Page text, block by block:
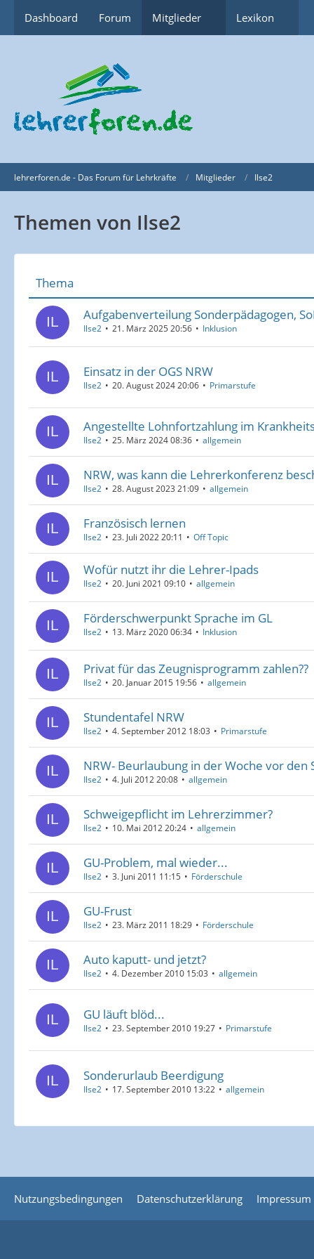
Dashboard Forum Mitglieder Lexikon
lehrerforen.de - Das Forum für Lehrkräfte Mitglieder Ilse2
Themen von Ilse2
Thema
Aufgabenverteilung Sonderpädagogen,
Ilse2 21. März 2025 20:56 Inklusion
Einsatz in der OGS NRW
Ilse2 20. August 2024 20:06 Primarstufe
Angestellte Lohnfortzahlung im
Ilse2 25. März 2024 08:36 allgemein
NRW, was kann die Lehrerkonferenz
Ilse2 28. August 2023 21:09 allgemein
Französisch lernen
Ilse2 23. Juli 2022 20:11 Off Topic
Wofür nutzt ihr die Lehrer-Ipads
Ilse2 20. Juni 2021 09:10 allgemein
Förderschwerpunkt Sprache im GL
Ilse2 13. März 2020 06:34 Inklusion
Privat für das Zeugnisprogramm zahlen??
Ilse2 20. Januar 2015 19:56 allgemein
Stundentafel NRW
Ilse2 4. September 2012 18:03 Primarstufe
NRW- Beurlaubung in der Woche vor
Ilse2 4. Juli 2012 20:08 allgemein
Schweigepflicht im Lehrerzimmer?
Ilse2 10. Mai 2012 20:24 allgemein
GU-Problem, mal wieder...
Ilse2 3. Juni 2011 11:15 Förderschule
GU-Frust
Ilse2 23. März 2011 18:29 Förderschule
Auto kaputt- und jetzt?
Ilse2 4. Dezember 2010 15:03 allgemein
GU läuft blöd...
Ilse2 23. September 2010 19:27 Primarstufe
Sonderurlaub Beerdigung
Ilse2 17. September 2010 13:22 allgemein
Nutzungsbedingungen Datenschutzerklärung Impressum